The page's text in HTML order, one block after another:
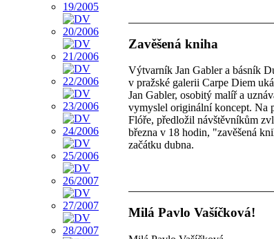
Zavěšená kniha
Výtvarník Jan Gabler a básník
v pražské galerii Carpe Diem
Jan Gabler, osobitý malíř a
vymyslel originální koncept. Na
Flóře, předložil návštěvníkům
března v 18 hodin, "zavěšená
začátku dubna.
Milá Pavlo Vašíčková!